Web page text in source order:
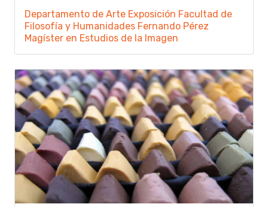
Departamento de Arte Exposición Facultad de
Filosofía y Humanidades Fernando Pérez
Magíster en Estudios de la Imagen